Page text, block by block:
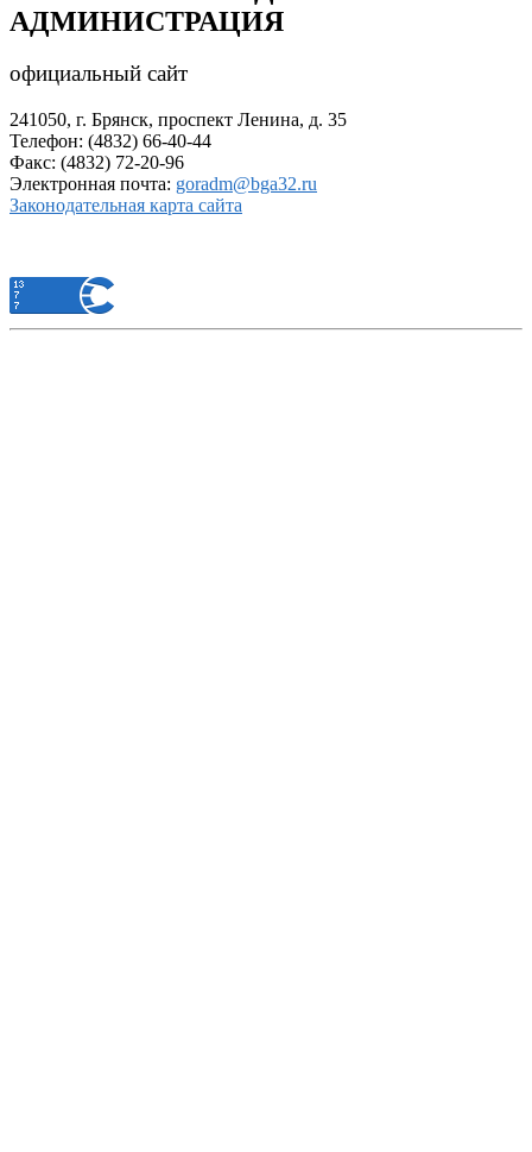
АДМИНИСТРАЦИЯ
официальный сайт
241050, г. Брянск, проспект Ленина, д. 35
Телефон: (4832) 66-40-44
Факс: (4832) 72-20-96
Электронная почта: goradm@bga32.ru
Законодательная карта сайта